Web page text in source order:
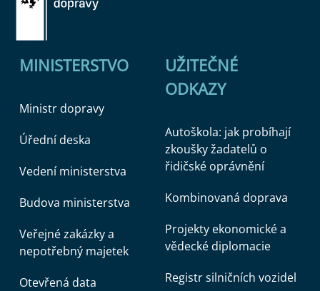
MINISTERSTVO
Ministr dopravy
Úřední deska
Vedení ministerstva
Budova ministerstva
Veřejné zakázky a
nepotřebný majetek
Otevřená data
UŽITEČNÉ
ODKAZY
Autoškola: jak probíhají
zkoušky žadatelů o
řidičské oprávnění
Kombinovaná doprava
Projekty ekonomické a
vědecké diplomacie
Registr silničních vozidel